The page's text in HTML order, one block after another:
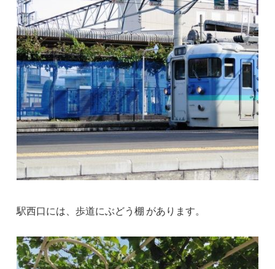
駅西口には、歩道にぶどう棚 があります。